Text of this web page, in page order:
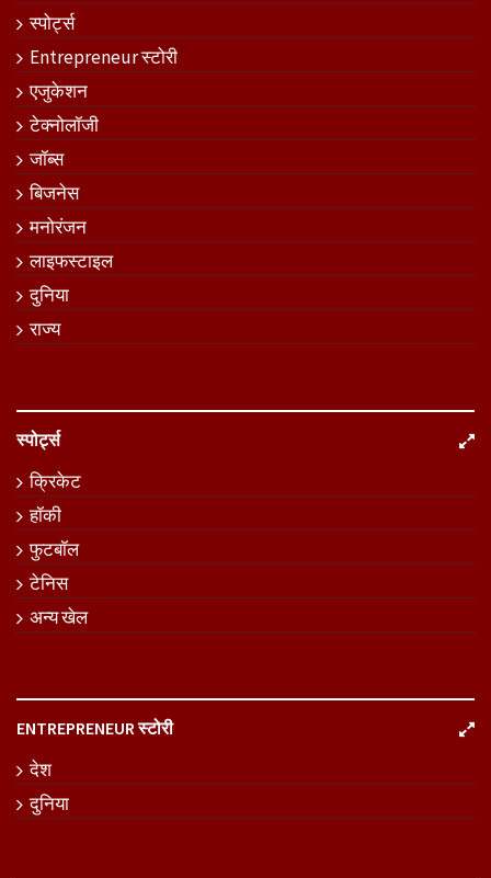
स्पोर्ट्स
Entrepreneur स्टोरी
एजुकेशन
टेक्नोलॉजी
जॉब्स
बिजनेस
मनोरंजन
लाइफस्टाइल
दुनिया
राज्य
स्पोर्ट्स
क्रिकेट
हॉकी
फुटबॉल
टेनिस
अन्य खेल
ENTREPRENEUR स्टोरी
देश
दुनिया